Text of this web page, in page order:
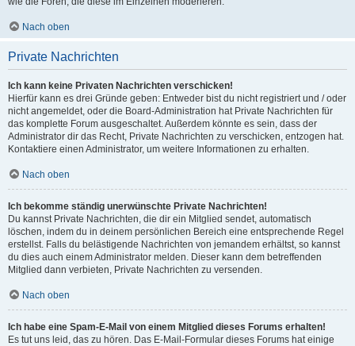
Nach oben
Private Nachrichten
Ich kann keine Privaten Nachrichten verschicken!
Hierfür kann es drei Gründe geben: Entweder bist du nicht registriert und / oder
nicht angemeldet, oder die Board-Administration hat Private Nachrichten für
das komplette Forum ausgeschaltet. Außerdem könnte es sein, dass der
Administrator dir das Recht, Private Nachrichten zu verschicken, entzogen hat.
Kontaktiere einen Administrator, um weitere Informationen zu erhalten.
Nach oben
Ich bekomme ständig unerwünschte Private Nachrichten!
Du kannst Private Nachrichten, die dir ein Mitglied sendet, automatisch
löschen, indem du in deinem persönlichen Bereich eine entsprechende Regel
erstellst. Falls du belästigende Nachrichten von jemandem erhältst, so kannst
du dies auch einem Administrator melden. Dieser kann dem betreffenden
Mitglied dann verbieten, Private Nachrichten zu versenden.
Nach oben
Ich habe eine Spam-E-Mail von einem Mitglied dieses Forums erhalten!
Es tut uns leid, das zu hören. Das E-Mail-Formular dieses Forums hat einige